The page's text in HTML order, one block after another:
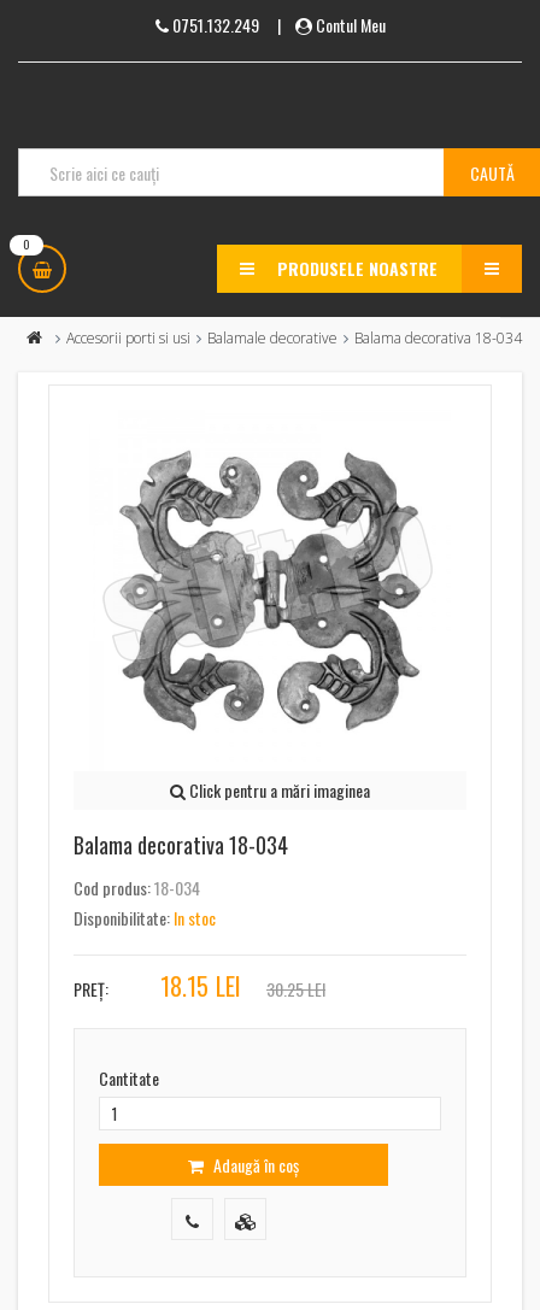
0751.132.249| Contul Meu
0
PRODUSELE NOASTRE MENU
Accesorii porti si usi Balamale decorative Balama decorativa 18-034
Click pentru a mări imaginea
Balama decorativa 18-034
Cod produs:18-034
Disponibilitate:In stoc
PREȚ: 18.15 LEI 30.25 LEI
Cantitate
Adaugă în coș